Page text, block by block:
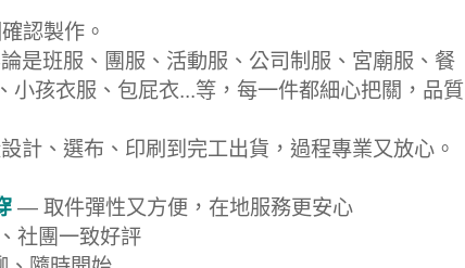
認製作。
是班服、團服、活動服、公司制服、宮廟服、餐
小孩衣服、包屁衣...等，每一件都細心把關，品質
計、選布、印刷到完工出貨，過程專業又放心。
— 取件彈性又方便，在地服務更安心
社團一致好評